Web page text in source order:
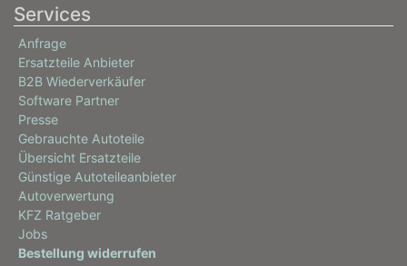
Services
Anfrage
Ersatzteile Anbieter
B2B Wiederverkäufer
Software Partner
Presse
Gebrauchte Autoteile
Übersicht Ersatzteile
Günstige Autoteileanbieter
Autoverwertung
KFZ Ratgeber
Jobs
Bestellung widerrufen